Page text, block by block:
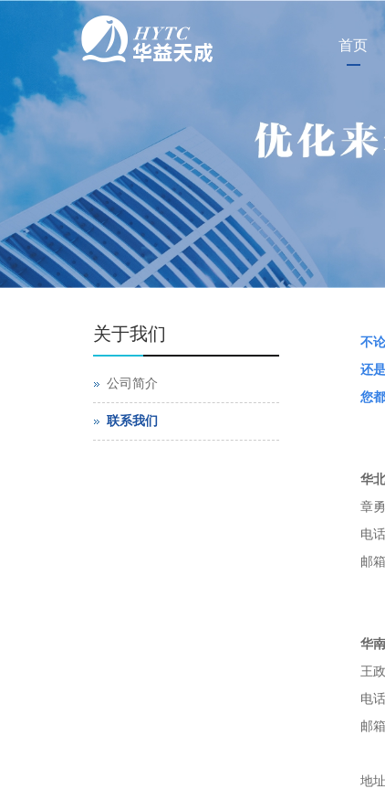
首页
不
还
您
华
章勇
电
邮
华
王政
电
邮
地
关于我们
公司简介
联系我们